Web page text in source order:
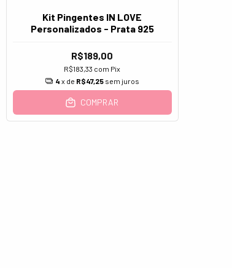
Kit Pingentes IN LOVE
Personalizados - Prata 925
R$189,00
R$183,33 com Pix
4 x de R$47,25 sem juros
COMPRAR